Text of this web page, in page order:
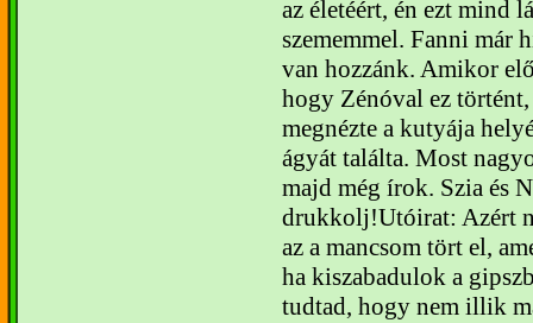
az életéért, én ezt mind
szememmel. Fanni már
van hozzánk. Amikor
hogy Zénóval ez
megnézte a kutyája
gyát találta. Most
majd még írok. Szia és
drukkolj!Utóirat: Azért
az a mancsom tört el,
ha kiszabadulok a
tudtad, hogy nem illik